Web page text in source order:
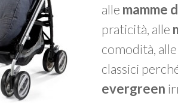
alle mamme
praticità, alle
comodità,
classici
evergreen